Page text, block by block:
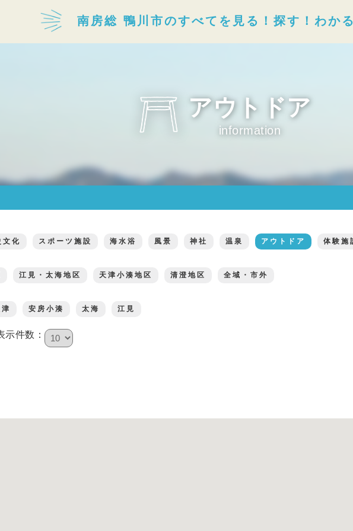
南房総 鴨川市のすべてを見る！探す！わか
アウトドア
information
文化 スポーツ施設 海水浴 風景 神社 温泉 アウトドア 体験施
江見・太海地区 天津小湊地区 清澄地区 全域・市外
安房小湊 太海 江見
示件数：